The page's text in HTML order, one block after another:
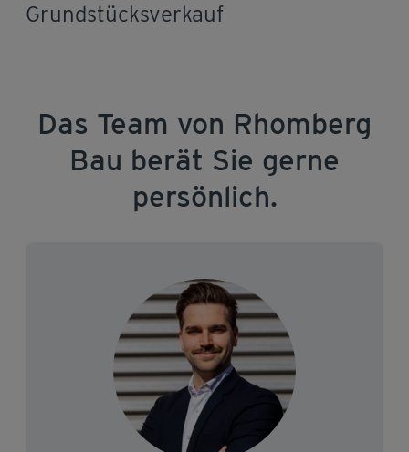
Grundstücksverkauf
Das Team von Rhomberg
Bau berät Sie gerne
persönlich.